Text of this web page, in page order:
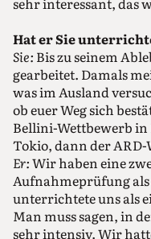
Hat er Sie
Sie: Bis zu seinem
gearbeitet. Damals
was im Ausland
ob euer Weg sich
Bellini-Wettbewerb
Tokio, dann der
Er:Wir haben eine
Aufnahmeprüfung
unterrichtete uns als
Man muss sagen, in
sehr intensiv. Wir